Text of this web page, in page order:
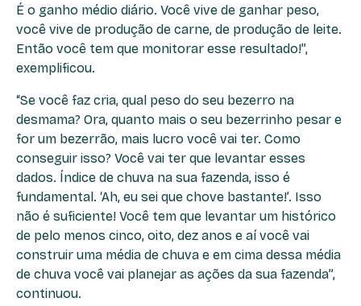
É o ganho médio diário. Você vive de ganhar peso,
você vive de produção de carne, de produção de leite.
Então você tem que monitorar esse resultado!”,
exemplificou.
“Se você faz cria, qual peso do seu bezerro na
desmama? Ora, quanto mais o seu bezerrinho pesar e
for um bezerrão, mais lucro você vai ter. Como
conseguir isso? Você vai ter que levantar esses
dados. Índice de chuva na sua fazenda, isso é
fundamental. ‘Ah, eu sei que chove bastante!’. Isso
não é suficiente! Você tem que levantar um histórico
de pelo menos cinco, oito, dez anos e aí você vai
construir uma média de chuva e em cima dessa média
de chuva você vai planejar as ações da sua fazenda”,
continuou.